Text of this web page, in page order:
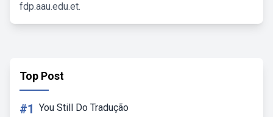
fdp.aau.edu.et.
Top Post
#1 You Still Do Tradução